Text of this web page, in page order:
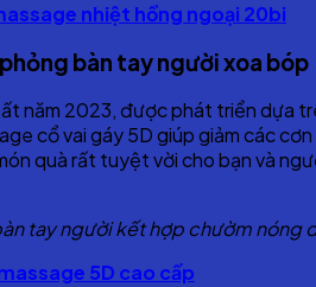
nhiệt hồng ngoại 20bi
bàn tay người xoa bóp
năm 2023, được phát triển
cổ vai gáy 5D giúp giảm các
quà rất tuyệt vời cho bạn và
tay người kết hợp chườm nóng
5D cao cấp